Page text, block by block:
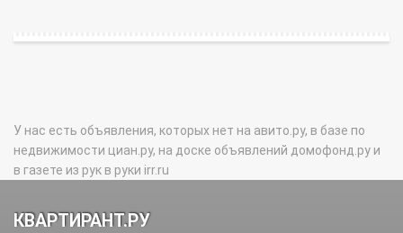
У нас есть объявления, которых нет на авито.ру, в базе по
недвижимости циан.ру, на доске объявлений домофонд.ру и
в газете из рук в руки irr.ru
КВАРТИРАНТ.РУ